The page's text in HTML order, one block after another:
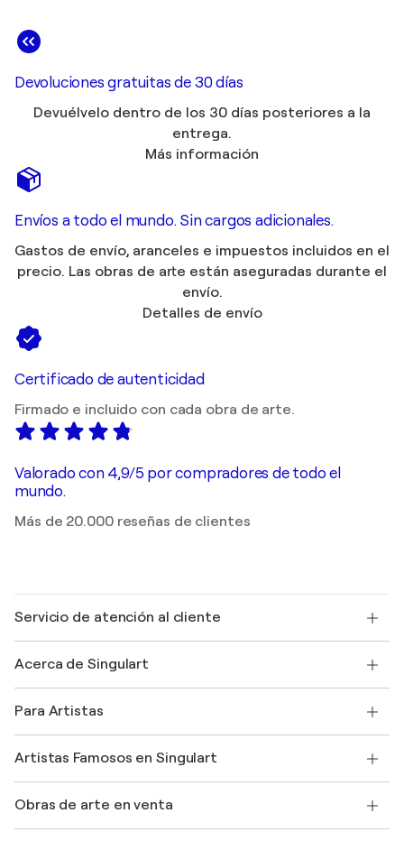
Devoluciones gratuitas de 30 días
Devuélvelo dentro de los 30 días posteriores a la
entrega.
Más información
Envíos a todo el mundo. Sin cargos adicionales.
Gastos de envío, aranceles e impuestos incluidos en el
precio. Las obras de arte están aseguradas durante el
envío.
Detalles de envío
Certificado de autenticidad
Firmado e incluido con cada obra de arte.
Valorado con 4,9/5 por compradores de todo el
mundo.
Más de 20.000 reseñas de clientes
Servicio de atención al cliente
Envío
Ofrecer una tarjeta regalo
Unirse a nuestro programa comercial
Mi cuenta
Protección al comprador
+34 911 23 97 81
Acerca de Singulart
faq
Revista Singulart
Empleos
Descubre arte original seleccionado
Para Artistas
Inicie sesión como Artista
Artistas Famosos en Singulart
Marc Chagall
Obras de arte en venta